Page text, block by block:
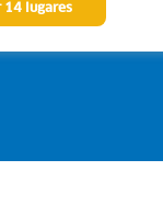
14 lugares